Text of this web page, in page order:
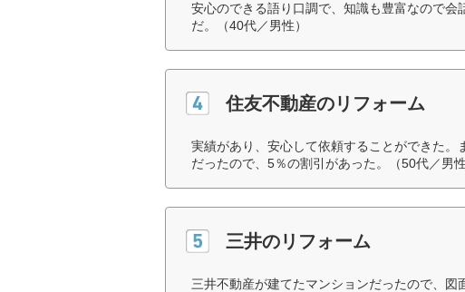
安心のできる語り口調で、知識も豊富なので
だ。（40代／男性）
住友不動産のリフォーム
実績があり、安心して依頼することができた
だったので、5％の割引があった。（50代／男性
三井のリフォーム
三井不動産が建てたマンションだったので、